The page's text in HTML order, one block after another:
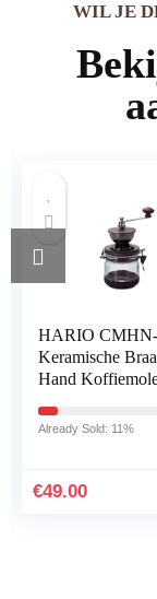
WIL JE
HARIO
Keramische
Hand
Already Sold: 11%
€49.00